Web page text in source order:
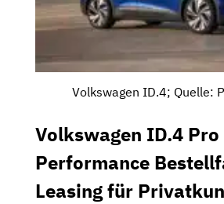
Volkswagen ID.4; Quelle:
Volkswagen ID.4 Pro
Performance
Leasing für